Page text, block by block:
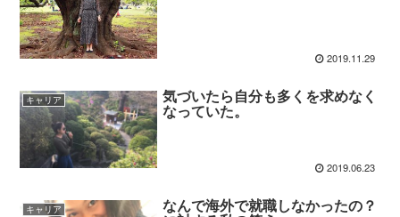
2019.11.29
キャリア 気づいたら自分も多くを求めなく
なっていた。
2019.06.23
キャリア なんで海外で就職しなかったの？